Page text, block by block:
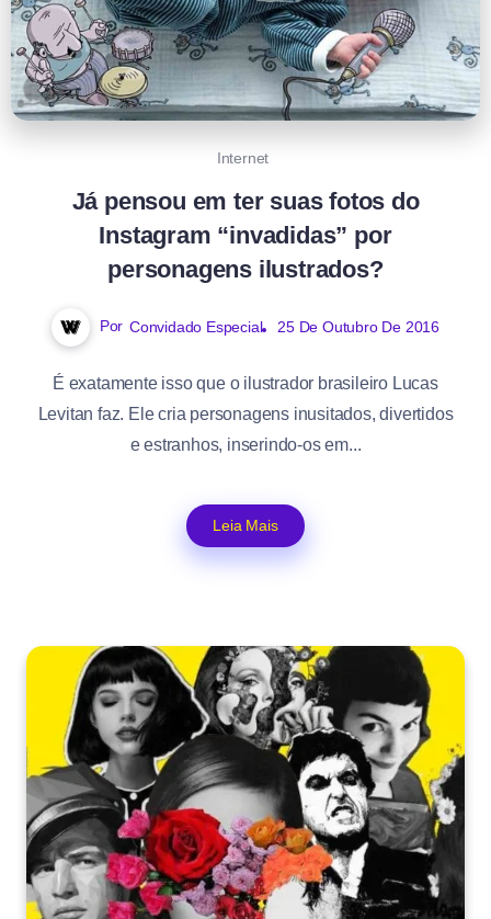
Internet
Já pensou em ter suas fotos do
Instagram “invadidas” por
personagens ilustrados?
Por Convidado Especial 25 De Outubro De 2016
É exatamente isso que o ilustrador brasileiro Lucas
Levitan faz. Ele cria personagens inusitados, divertidos
e estranhos, inserindo-os em...
Leia Mais